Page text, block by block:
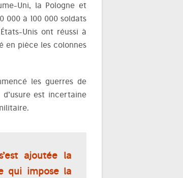
Uni, la Pologne et
000 à 100 000 soldats
Unis ont réussi à
en pièce les colonnes
les guerres de
est incertaine
ajoutée la
qui impose la